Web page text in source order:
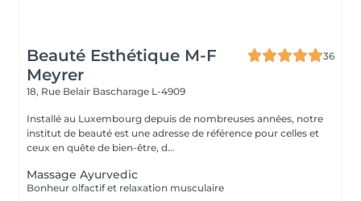
Beauté Esthétique M-F
Meyrer
36
18, Rue Belair Bascharage L-4909
Installé au Luxembourg depuis de nombreuses années, notre
institut de beauté est une adresse de référence pour celles et
ceux en quête de bien-être, d...
Massage Ayurvedic
Bonheur olfactif et relaxation musculaire